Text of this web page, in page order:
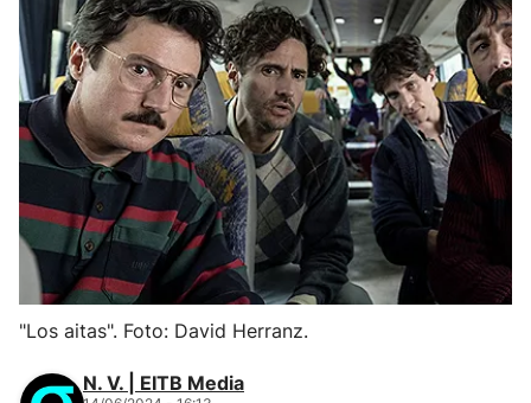
"Los aitas". Foto: David Herranz.
N. V. | EITB Media